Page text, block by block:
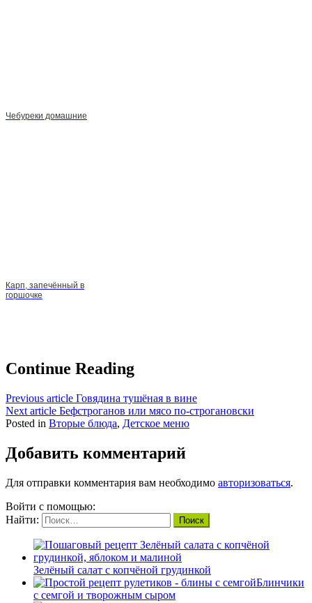
Чебуреки домашние
Карп, запечённый в
горшочке
Continue Reading
Previous article Говядина тушёная в вине
Next article Бефстроганов или мясо по-строгановски
Posted in Вторые блюда, Детское меню
Добавить комментарий
Для отправки комментария вам необходимо авторизоваться.
Войти с помощью:
Найти:
Зелёный салат с копчёной грудинкой
Блинчики
с семгой и творожным сыром